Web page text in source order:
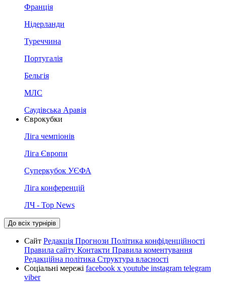
Франція
Нідерланди
Туреччина
Португалія
Бельгія
МЛС
Саудівська Аравія
Єврокубки
Ліга чемпіонів
Ліга Європи
Суперкубок УЄФА
Ліга конференцій
ЛЧ - Top News
До всіх турнірів
Сайт Редакція Прогнози Політика конфіденційності
Правила сайту Контакти Правила коментування
Редакційна політика Структура власності
Соціальні мережі facebook x youtube instagram telegram
viber